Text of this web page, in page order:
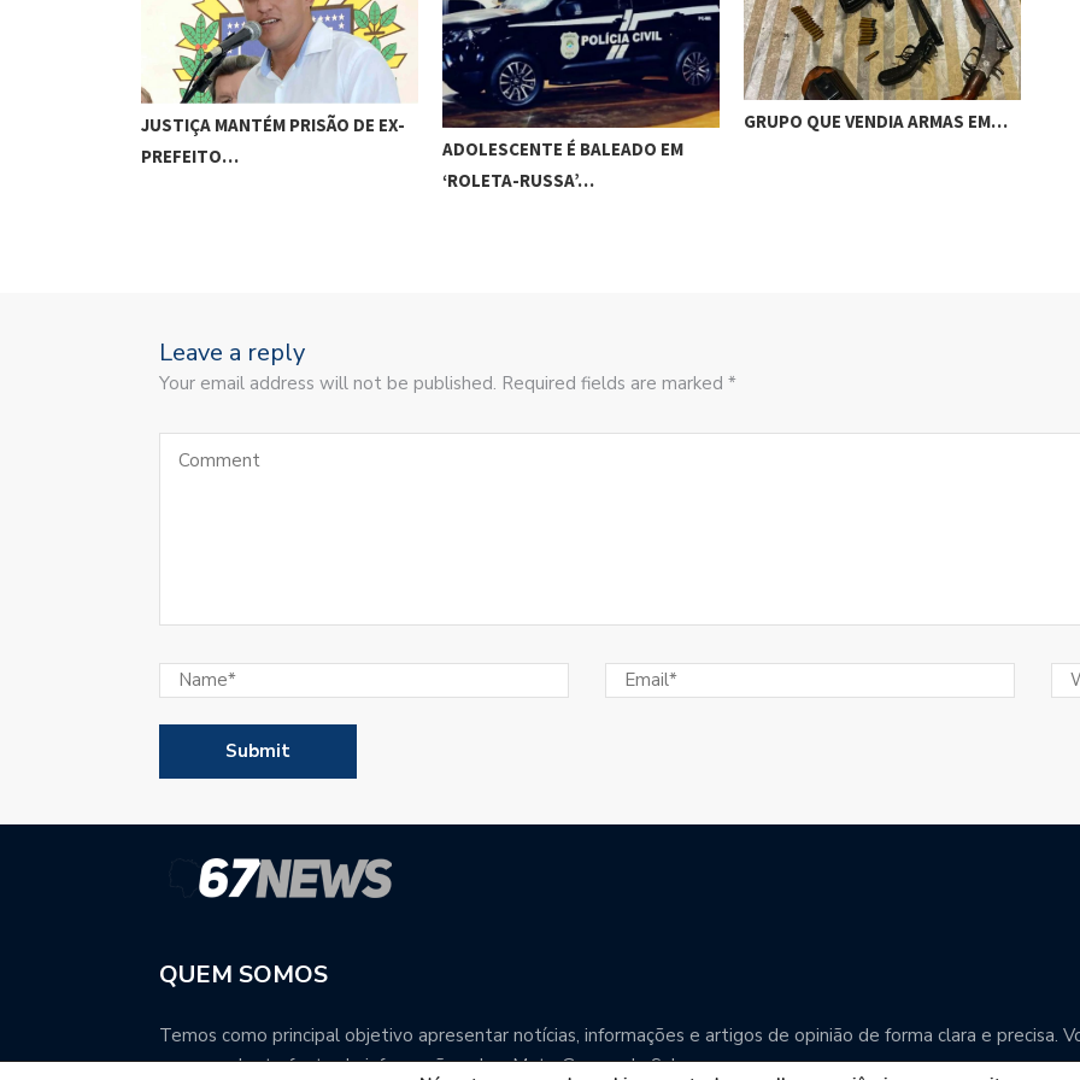
JUSTIÇA MANTÉM PRISÃO DE EX-
PREFEITO…
ADOLESCENTE É BALEADO EM
‘ROLETA-RUSSA’…
GRUPO QUE VENDIA ARMAS EM…
Leave a reply
Your email address will not be published. Required fields are marked *
QUEM SOMOS
Temos como principal objetivo apresentar notícias, informações e artigos de opinião de forma clara e precisa.
uma excelente fonte de informação sobre Mato Grosso do Sul.